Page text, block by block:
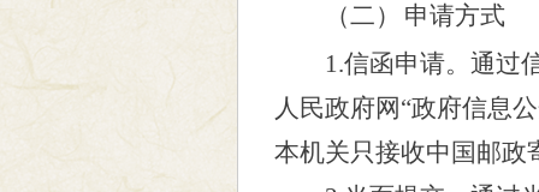
（二）
申请方式
1.信函申请。通过
人民政府网“政府信息
本机关只接收中国邮政